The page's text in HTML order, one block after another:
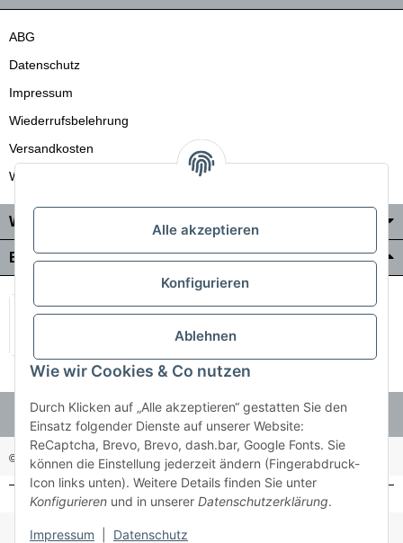
ABG
Datenschutz
Impressum
Wiederrufsbelehrung
Versandkosten
Wir liefern auch in die Schweiz
Wo Sie uns finden
Bezahlung & Versand
© Holzner-Trading GmbH&Co KG Besucherzähler: 3509264
* Alle Preise inkl. gesetzlicher USt., zzgl.
Alle akzeptieren
Konfigurieren
Ablehnen
Wie wir Cookies & Co nutzen
Durch Klicken auf „Alle akzeptieren“ gestatten Sie den
Einsatz folgender Dienste auf unserer Website:
ReCaptcha, Brevo, Brevo, dash.bar, Google Fonts. Sie
können die Einstellung jederzeit ändern (Fingerabdruck-
Icon links unten). Weitere Details finden Sie unter
Konfigurieren und in unserer Datenschutzerklärung.
Impressum Datenschutz